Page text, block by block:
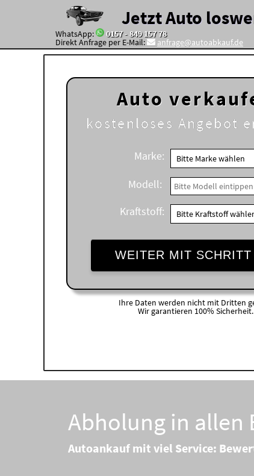
Jetzt Auto
WhatsApp: 0157 - 849 157 78
Direkt Anfrage per E-Mail: anfrage@autoabkauf.de
Auto
kostenloses Angebot
Marke:
Modell:
Kraftstoff:
WEITER MIT
Ihre Daten werden nicht mit Dritten
Wir garantieren 100% Sicherheit.
Abholung in allen
Autoankauf mit viel Service: